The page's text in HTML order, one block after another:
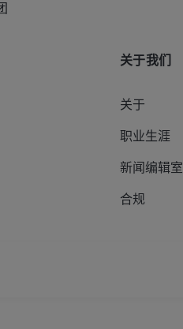
关于我们
关于
职业生涯
新闻编辑室
合规